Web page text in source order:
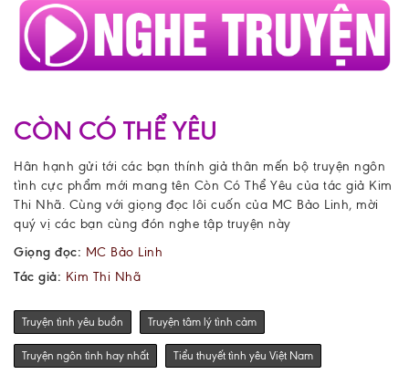
CÒN CÓ THỂ YÊU
Hân hạnh gửi tới các bạn thính giả thân mến bộ truyện ngôn
tình cực phẩm mới mang tên Còn Có Thể Yêu của tác giả Kim
Thi Nhã. Cùng với giọng đọc lôi cuốn của MC Bảo Linh, mời
quý vị các bạn cùng đón nghe tập truyện này
Giọng đọc: MC Bảo Linh
Tác giả: Kim Thi Nhã
Truyện tình yêu buồn Truyện tâm lý tình cảm
Truyện ngôn tình hay nhất Tiểu thuyết tình yêu Việt Nam